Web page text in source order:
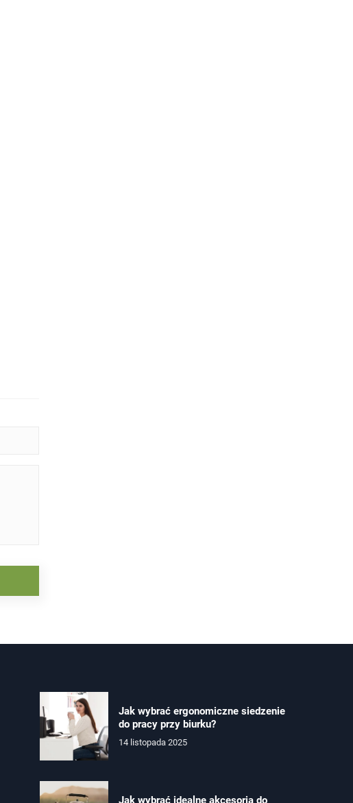
Jak wybrać ergonomiczne siedzenie
do pracy przy biurku?
14 listopada 2025
Jak wybrać idealne akcesoria do